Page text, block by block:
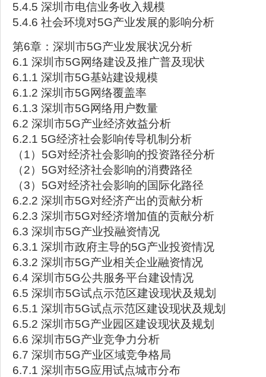
5.4.5 深圳市电信业务收入规模
5.4.6 社会环境对5G产业发展的影响分析
第6章：深圳市5G产业发展状况分析
6.1 深圳市5G网络建设及推广普及现状
6.1.1 深圳市5G基站建设规模
6.1.2 深圳市5G网络覆盖率
6.1.3 深圳市5G网络用户数量
6.2 深圳市5G产业经济效益分析
6.2.1 5G经济社会影响传导机制分析
（1）5G对经济社会影响的投资路径分析
（2）5G对经济社会影响的消费路径
（3）5G对经济社会影响的国际化路径
6.2.2 深圳市5G对经济产出的贡献分析
6.2.3 深圳市5G对经济增加值的贡献分析
6.3 深圳市5G产业投融资情况
6.3.1 深圳市政府主导的5G产业投资情况
6.3.2 深圳市5G产业相关企业融资情况
6.4 深圳市5G公共服务平台建设情况
6.5 深圳市5G试点示范区建设现状及规划
6.5.1 深圳市5G试点示范区建设现状及规划
6.5.2 深圳市5G产业园区建设现状及规划
6.6 深圳市5G产业竞争力分析
6.7 深圳市5G产业区域竞争格局
6.7.1 深圳市5G应用试点城市分布